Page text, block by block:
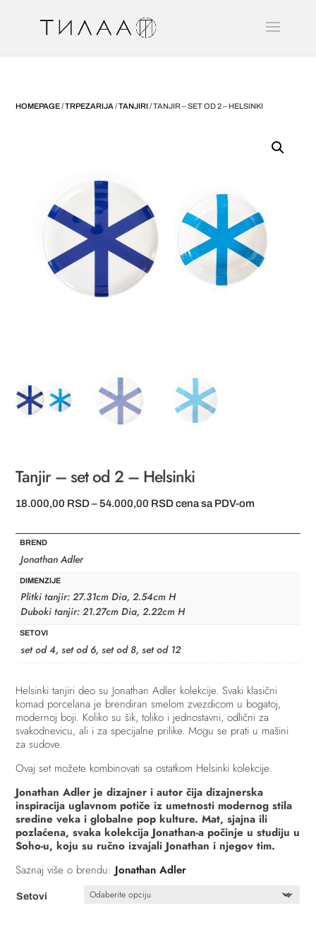
HOMEPAGE/TRPEZARIJA /TANJIRI/ TANJIR – SET OD 2 – HELSINKI
Tanjir – set od 2 – Helsinki
18.000,00 RSD – 54.000,00 RSDRaspon
od
cena sa PDV-om
BREND
Jonathan Adler
DIMENZIJE
Plitki tanjir: 27.31cm Dia, 2.54cm H
Duboki tanjir: 21.27cm Dia, 2.22cm H
SETOVI
set od 4, set od 6, set od 8, set od 12
Helsinki tanjiri deo su Jonathan Adler kolekcije. Svaki klasični
komad porcelana je brendiran smelom zvezdicom u bogatoj,
modernoj boji. Koliko su šik, toliko i jednostavni, odlični za
svakodnevicu, ali i za specijalne prilike. Mogu se prati u mašini
za sudove.
Ovaj set možete kombinovati sa ostatkom Helsinki kolekcije.
Jonathan Adler je dizajner i autor čija dizajnerska
inspiracija uglavnom potiče iz umetnosti modernog stila
sredine veka i globalne pop kulture. Mat, sjajna ili
pozlaćena, svaka kolekcija Jonathan-a počinje u studiju u
Soho-u, koju su ručno izvajali Jonathan i njegov tim.
Saznaj više o brendu: Jonathan Adler
Setovi